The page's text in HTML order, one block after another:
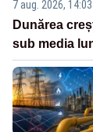
7 aug. 2026, 14:03
Dunărea
sub media